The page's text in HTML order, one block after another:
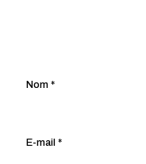
Nom *
E-mail *